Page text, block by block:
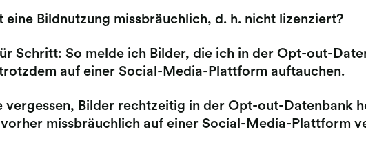
eine Bildnutzung missbräuchlich, d. h. nicht lizenziert?
Schritt: So melde ich Bilder, die ich in der Opt-out-
auf einer Social-Media-Plattform auftauchen.
vergessen, Bilder rechtzeitig in der Opt-out-Datenbank
missbräuchlich auf einer Social-Media-Plattform